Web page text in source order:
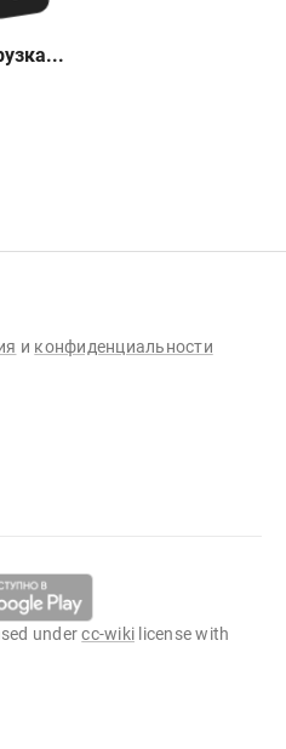
и конфиденциальности
undercc-wiki license with